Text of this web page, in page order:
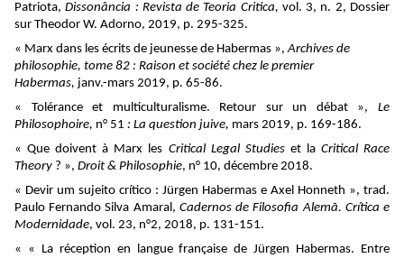
Patriota,Dissonância : Revista de Teoria Critica, vol. 3, n. 2, Dossier
sur Theodor W. Adorno, 2019, p. 295-325.
« Marx dans les écrits de jeunesse de Habermas »,Archives de
philosophie, tome 82 : Raison et société chez le premier
Habermas, janv.-mars 2019, p. 65-86.
« Tolérance et multiculturalisme. Retour sur un débat », Le
Philosophoire, n° 51 : La question juive, mars 2019, p. 169-186.
« Que doivent à Marx les Critical Legal Studieset la Critical Race
Theory ? », Droit & Philosophie, n° 10, décembre 2018.
« Devir um sujeito crítico : Jürgen Habermas e Axel Honneth », trad.
Paulo Fernando Silva Amaral, Cadernos de Filosofia Alemã. Crítica e
Modernidade, vol. 23, n°2, 2018, p. 131-151.
« « La réception en langue française de Jürgen Habermas. Entre